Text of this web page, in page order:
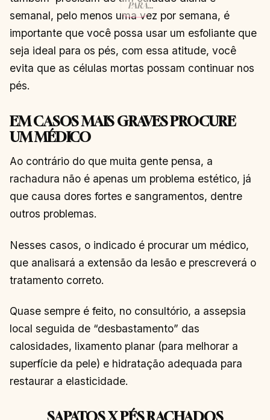
PARA
TRATAR
FLACIDEZ
LENDO →
semanal, pelo menos uma vez por semana, é
importante que você possa usar um esfoliante que
seja ideal para os pés, com essa atitude, você
evita que as células mortas possam continuar nos
pés.
EM CASOS MAIS GRAVES PROCURE
UM MÉDICO
Ao contrário do que muita gente pensa, a
rachadura não é apenas um problema estético, já
que causa dores fortes e sangramentos, dentre
outros problemas.
Nesses casos, o indicado é procurar um médico,
que analisará a extensão da lesão e prescreverá o
tratamento correto.
Quase sempre é feito, no consultório, a assepsia
local seguida de “desbastamento” das
calosidades, lixamento planar (para melhorar a
superfície da pele) e hidratação adequada para
restaurar a elasticidade.